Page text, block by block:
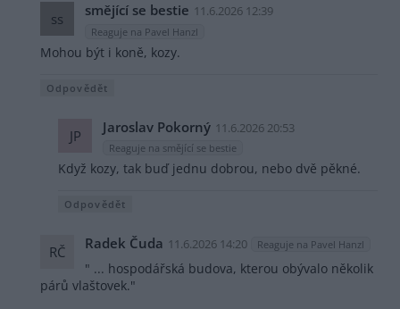
ss smějící se bestie 11.6.2026 12:39
Reaguje na Pavel Hanzl
Mohou být i koně, kozy.
Odpovědět
JP Jaroslav Pokorný 11.6.2026 20:53
Reaguje na smějící se bestie
Když kozy, tak buď jednu dobrou, nebo dvě pěkné.
Odpovědět
RČ Radek Čuda 11.6.2026 14:20 Reaguje na Pavel Hanzl
" ... hospodářská budova, kterou obývalo několik
párů vlaštovek."